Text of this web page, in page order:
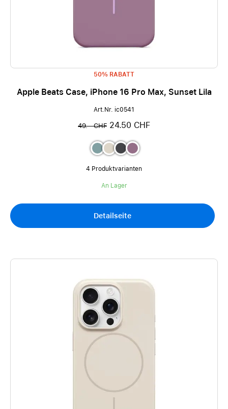
50% RABATT
Apple Beats Case, iPhone 16 Pro Max, Sunset Lila
Art.Nr. ic0541
49.– CHF 24.50 CHF
4 Produktvarianten
An Lager
Detailseite